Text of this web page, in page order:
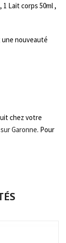
Lait corps 50ml ,
nouveauté
chez votre
Garonne. Pour